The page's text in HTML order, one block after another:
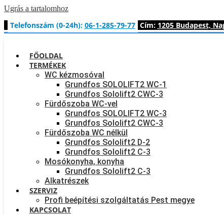
Ugrás a tartalomhoz
Telefonszám (0-24h): 06-1-285-79-77 Cím: 1205 Budapest,
FŐOLDAL
TERMÉKEK
WC kézmosóval
Grundfos SOLOLIFT2 WC-1
Grundfos Sololift2 CWC-3
Fürdőszoba WC-vel
Grundfos SOLOLIFT2 WC-3
Grundfos Sololift2 CWC-3
Fürdőszoba WC nélkül
Grundfos Sololift2 D-2
Grundfos Sololift2 C-3
Mosókonyha, konyha
Grundfos Sololift2 C-3
Alkatrészek
SZERVIZ
Profi beépítési szolgáltatás Pest megye
KAPCSOLAT